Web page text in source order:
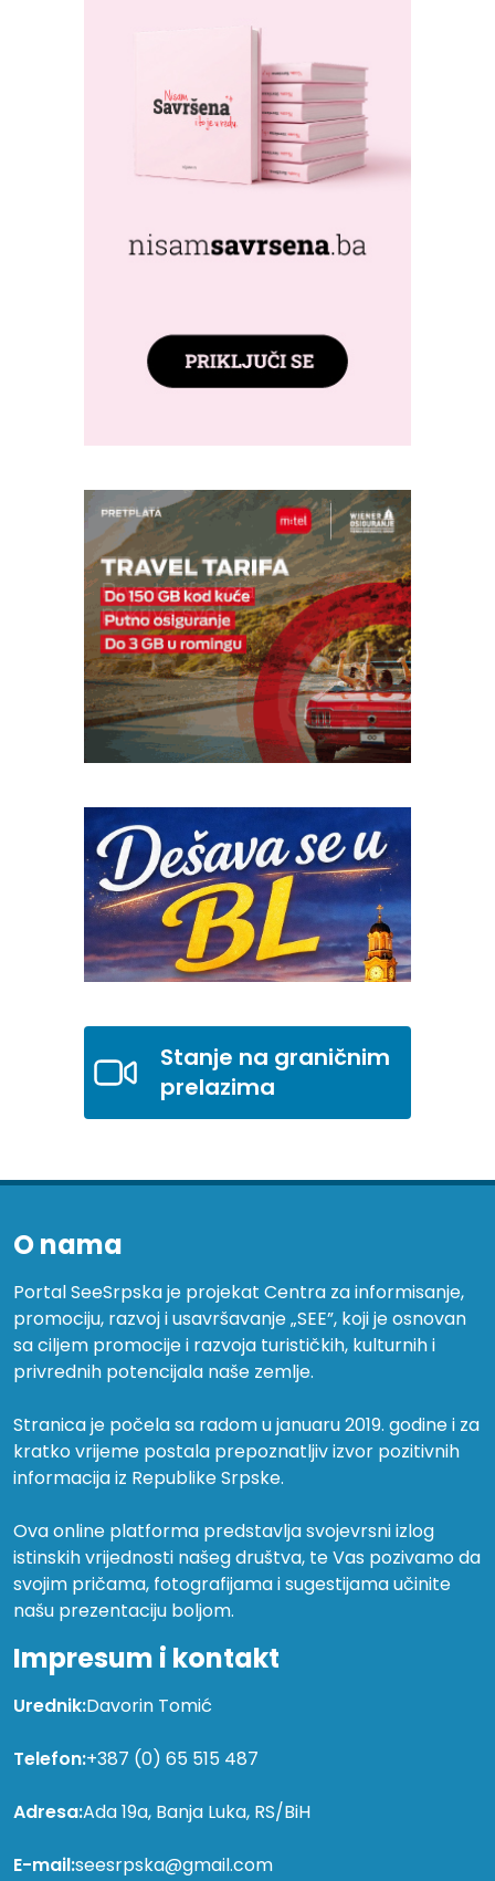
Stanje na graničnim
prelazima
O nama
Portal SeeSrpska je projekat Centra za informisanje,
promociju, razvoj i usavršavanje „SEE”, koji je osnovan
sa ciljem promocije i razvoja turističkih, kulturnih i
privrednih potencijala naše zemlje.
Stranica je počela sa radom u januaru 2019. godine i za
kratko vrijeme postala prepoznatljiv izvor pozitivnih
informacija iz Republike Srpske.
Ova online platforma predstavlja svojevrsni izlog
istinskih vrijednosti našeg društva, te Vas pozivamo da
svojim pričama, fotografijama i sugestijama učinite
našu prezentaciju boljom.
Impresum i kontakt
Urednik:Davorin Tomić
Telefon:+387 (0) 65 515 487
Adresa:Ada 19a, Banja Luka, RS/BiH
E-mail:seesrpska@gmail.com